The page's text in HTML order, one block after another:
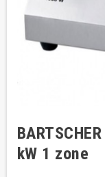
kW 1 zone